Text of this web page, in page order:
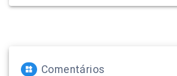
Comentários